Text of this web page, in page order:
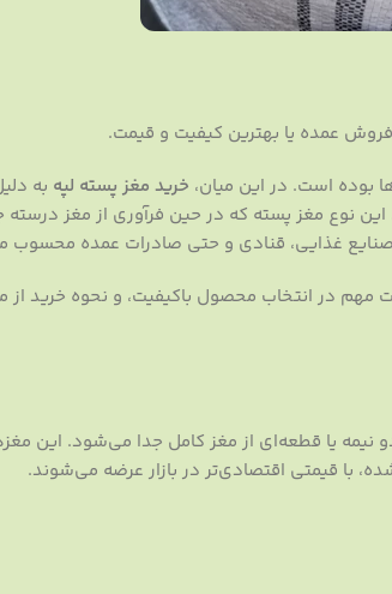
فروش عمده یا بهترین کیفیت و قیمت.
بوده است. در این میان، خرید مغز پسته لپه به
نوع مغز پسته که در حین فرآوری از مغز درسته
غذایی، قنادی و حتی صادرات عمده
مهم در انتخاب محصول باکیفیت، و نحوه خرید از
یا قطعه‌ای از مغز کامل جدا می‌شود. این
با قیمتی اقتصادی‌تر در بازار عرضه می‌شوند.